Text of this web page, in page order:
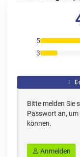
5
3
Bitte melden Sie
Passwort an,
können.
Anmelden